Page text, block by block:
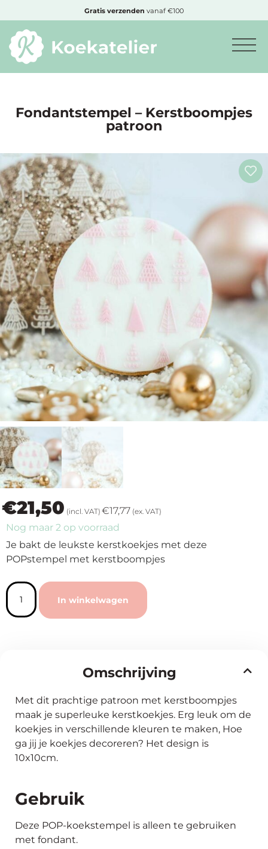
Minimum
Nieuwe
producten
Producten
op
soort
Producten
op
thema
Maatwerk
Cursussen
Gratis
Outlet
Gratis verzenden vanaf €100
Fondantstempel – Kerstboompjes
patroon
€21,50 (incl. VAT) €17,77 (ex. VAT)
Nog maar 2 op voorraad
Je bakt de leukste kerstkoekjes met deze
POPstempel met kerstboompjes
In winkelwagen
Omschrijving
Met dit prachtige patroon met kerstboompjes
maak je superleuke kerstkoekjes. Erg leuk om de
koekjes in verschillende kleuren te maken, Hoe
ga jij je koekjes decoreren? Het design is
10x10cm.
Gebruik
Deze POP-koekstempel is alleen te gebruiken
met fondant.